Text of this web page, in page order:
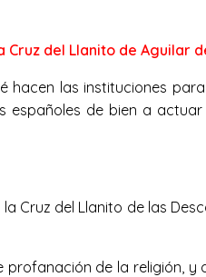
del Llanito de Aguilar
las instituciones
de bien a
Cruz del Llanito de las
de la religión, y